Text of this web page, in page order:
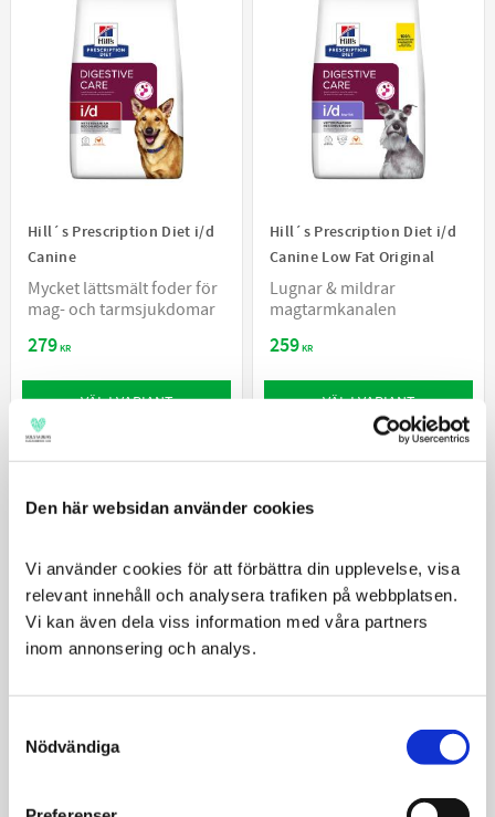
Den här websidan använder cookies
Vi använder cookies för att förbättra din upplevelse, visa
relevant innehåll och analysera trafiken på webbplatsen.
Vi kan även dela viss information med våra partners
inom annonsering och analys.
Selection
Nödvändiga
Hill´s Prescription Diet i/d
Canine
Mycket lättsmält foder för
mag- och tarmsjukdomar
279KR
VÄLJ VARIANT
Hill´s Prescription Diet i/d
Canine Low Fat Original
Lugnar & mildrar
magtarmkanalen
259KR
VÄLJ VARIANT
Canine Sensitive Original
foderöverkänslighet
Mycket lättsmält foder för